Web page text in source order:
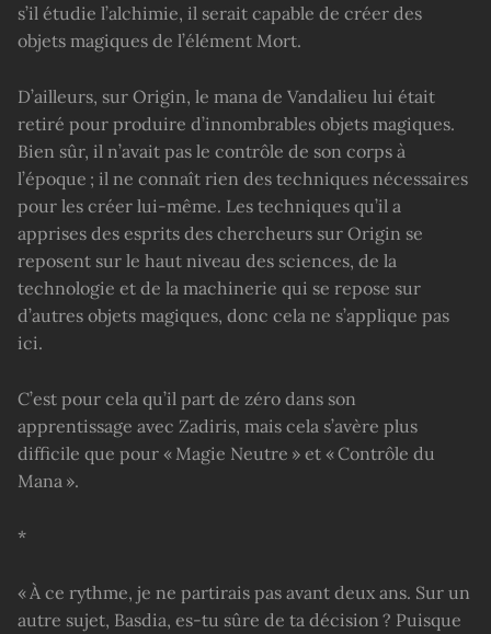
s’il étudie l’alchimie, il serait capable de créer des
objets magiques de l’élément Mort.
D’ailleurs, sur Origin, le mana de Vandalieu lui était
retiré pour produire d’innombrables objets magiques.
Bien sûr, il n’avait pas le contrôle de son corps à
l’époque ; il ne connaît rien des techniques nécessaires
pour les créer lui-même. Les techniques qu’il a
apprises des esprits des chercheurs sur Origin se
reposent sur le haut niveau des sciences, de la
technologie et de la machinerie qui se repose sur
d’autres objets magiques, donc cela ne s’applique pas
ici.
C’est pour cela qu’il part de zéro dans son
apprentissage avec Zadiris, mais cela s’avère plus
difficile que pour « Magie Neutre » et « Contrôle du
Mana ».
*
« À ce rythme, je ne partirais pas avant deux ans. Sur un
autre sujet, Basdia, es-tu sûre de ta décision ? Puisque